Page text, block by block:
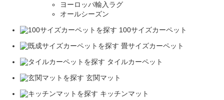
ヨーロッパ輸入ラグ
オールシーズン
100サイズカーペット
畳サイズカーペット
タイルカーペット
玄関マット
キッチンマット